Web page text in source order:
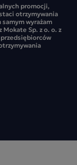
promocji,
otrzymywania
wyrażam
Sp. z o. o. z